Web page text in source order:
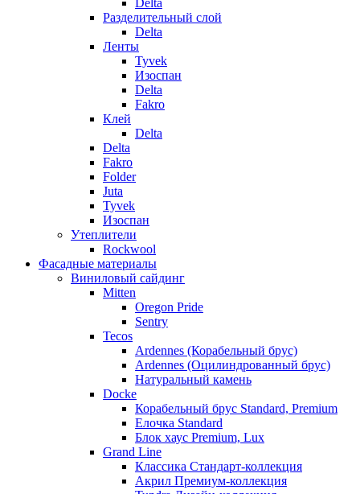
Delta
Разделительный слой
Delta
Ленты
Tyvek
Изоспан
Delta
Fakro
Клей
Delta
Delta
Fakro
Folder
Juta
Tyvek
Изоспан
Утеплители
Rockwool
Фасадные материалы
Виниловый сайдинг
Mitten
Oregon Pride
Sentry
Tecos
Ardennes (Корабельный брус)
Ardennes (Оцилиндрованный брус)
Натуральный камень
Docke
Корабельный брус Standard, Premium
Елочка Standard
Блок хаус Premium, Lux
Grand Line
Классика Стандарт-коллекция
Акрил Премиум-коллекция